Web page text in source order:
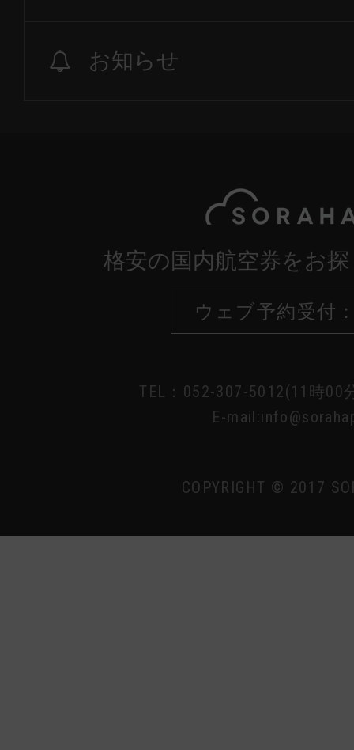
お知らせ
格安の国内航空券をお
ウェブ予約受付
TEL：052-307-5012(11時00
E-
COPYRIGHT © 2017